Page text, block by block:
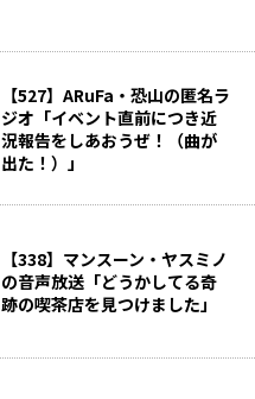
【527】ARuFa・恐山の匿名ラ
ジオ「イベント直前につき近
況報告をしあおうぜ！（曲が
出た！）」
【338】マンスーン・ヤスミノ
の音声放送「どうかしてる奇
跡の喫茶店を見つけました」